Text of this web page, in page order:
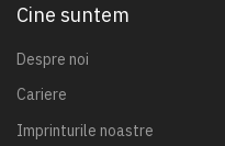
Cine suntem
Despre noi
Cariere
Imprinturile noastre